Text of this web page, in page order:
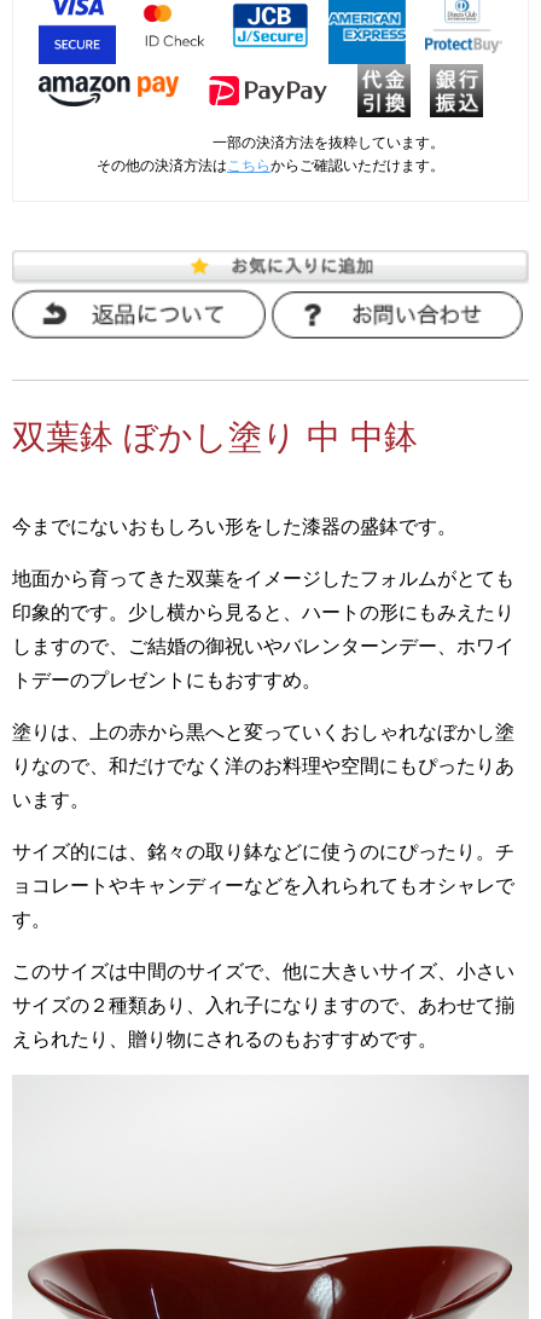
一部の決済方法を抜粋しています。
その他の決済方法はこちらからご確認いただけます。
双葉鉢 ぼかし塗り 中 中鉢
今までにないおもしろい形をした漆器の盛鉢です。
地面から育ってきた双葉をイメージしたフォルムがとても
印象的です。少し横から見ると、ハートの形にもみえたり
しますので、ご結婚の御祝いやバレンターンデー、ホワイ
トデーのプレゼントにもおすすめ。
塗りは、上の赤から黒へと変っていくおしゃれなぼかし塗
りなので、和だけでなく洋のお料理や空間にもぴったりあ
います。
サイズ的には、銘々の取り鉢などに使うのにぴったり。チ
ョコレートやキャンディーなどを入れられてもオシャレで
す。
このサイズは中間のサイズで、他に大きいサイズ、小さい
サイズの２種類あり、入れ子になりますので、あわせて揃
えられたり、贈り物にされるのもおすすめです。